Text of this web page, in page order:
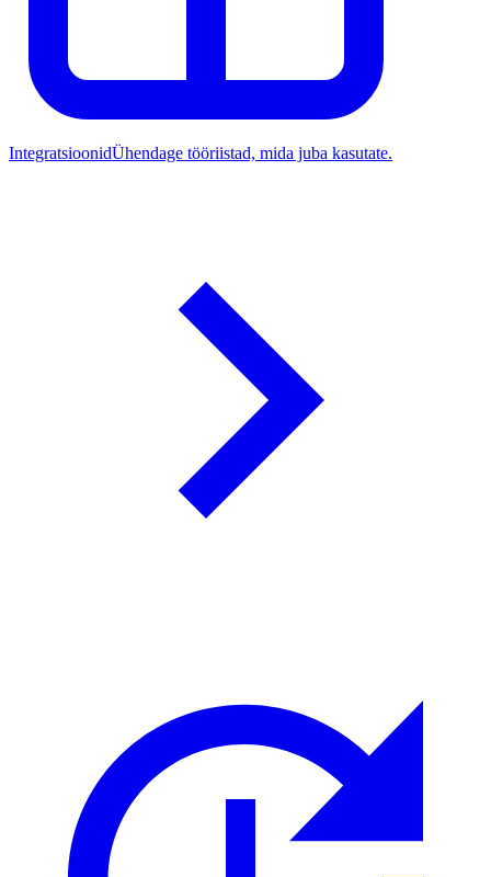
IntegratsioonidÜhendage tööriistad, mida juba kasutate.